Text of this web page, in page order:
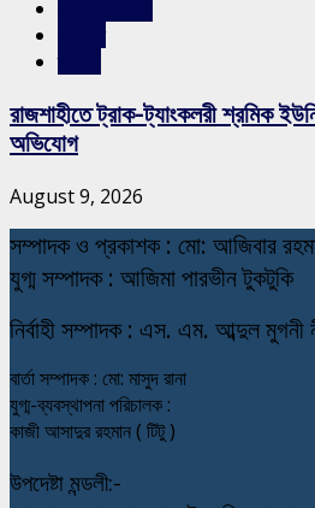
রাজশাহীতে ট্রাক-ট্যাংকলরী শ্রমিক
অভিযোগ
August 9, 2026
সম্পাদক ও প্রকাশক : মো: আজিবার
যুগ্ম সম্পাদক : আজিমা পারভীন টুকটুকি
নির্বাহী সম্পাদক : এস. এম. আব্দুল মুগনী
বার্তা সম্পাদক : মো: মাসুদ রানা
যুগ্ম-ব্যবস্থাপনা পরিচালক :
কাজী আসাদুর রহমান ( টিটু )
উপদেষ্টা মন্ডলী:-